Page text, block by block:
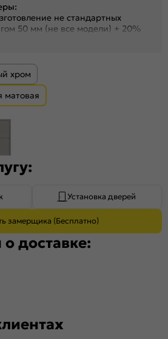
не стандартных
50 мм (не все модели) + 20%
от 1700 до 2300 мм +30%
хром
матовая
Установка дверей
замерщика (Бесплатно)
доставке: